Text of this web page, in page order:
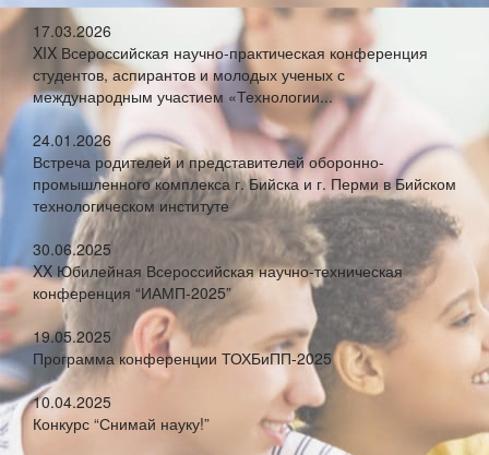
17.03.2026
XIX Всероссийская научно-практическая конференция
студентов, аспирантов и молодых ученых с
международным участием «Технологии...
24.01.2026
Встреча родителей и представителей оборонно-
промышленного комплекса г. Бийска и г. Перми в Бийском
технологическом институте
30.06.2025
XX Юбилейная Всероссийская научно-техническая
конференция “ИАМП-2025”
19.05.2025
Программа конференции ТОХБиПП-2025
10.04.2025
Конкурс “Снимай науку!”